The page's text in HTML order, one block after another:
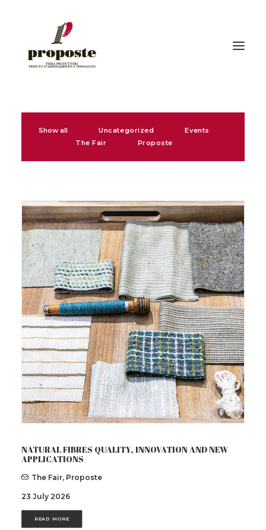
Exhibitors
Events
Gallery
Press
News
Contact
IT
EN
Search
Show all Uncategorized
Events
The Fair
Proposte
NATURAL FIBRES QUALITY, INNOVATION AND NEW
APPLICATIONS
The Fair, Proposte
23 July 2026
READ MORE